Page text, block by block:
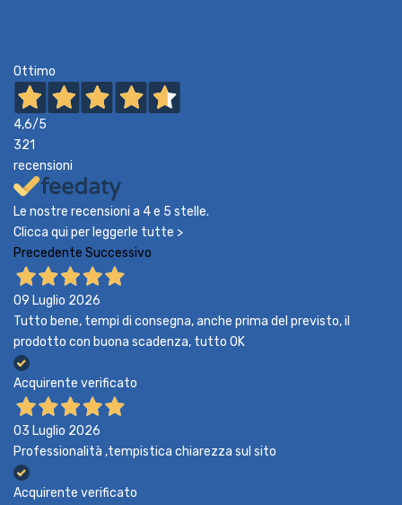
Ottimo
4,6/5
321
recensioni
Le nostre recensioni a 4 e 5 stelle.
Clicca qui per leggerle tutte >
Precedente Successivo
09 Luglio 2026
Tutto bene, tempi di consegna, anche prima del previsto, il
prodotto con buona scadenza, tutto OK
Acquirente verificato
03 Luglio 2026
Professionalità ,tempistica chiarezza sul sito
Acquirente verificato